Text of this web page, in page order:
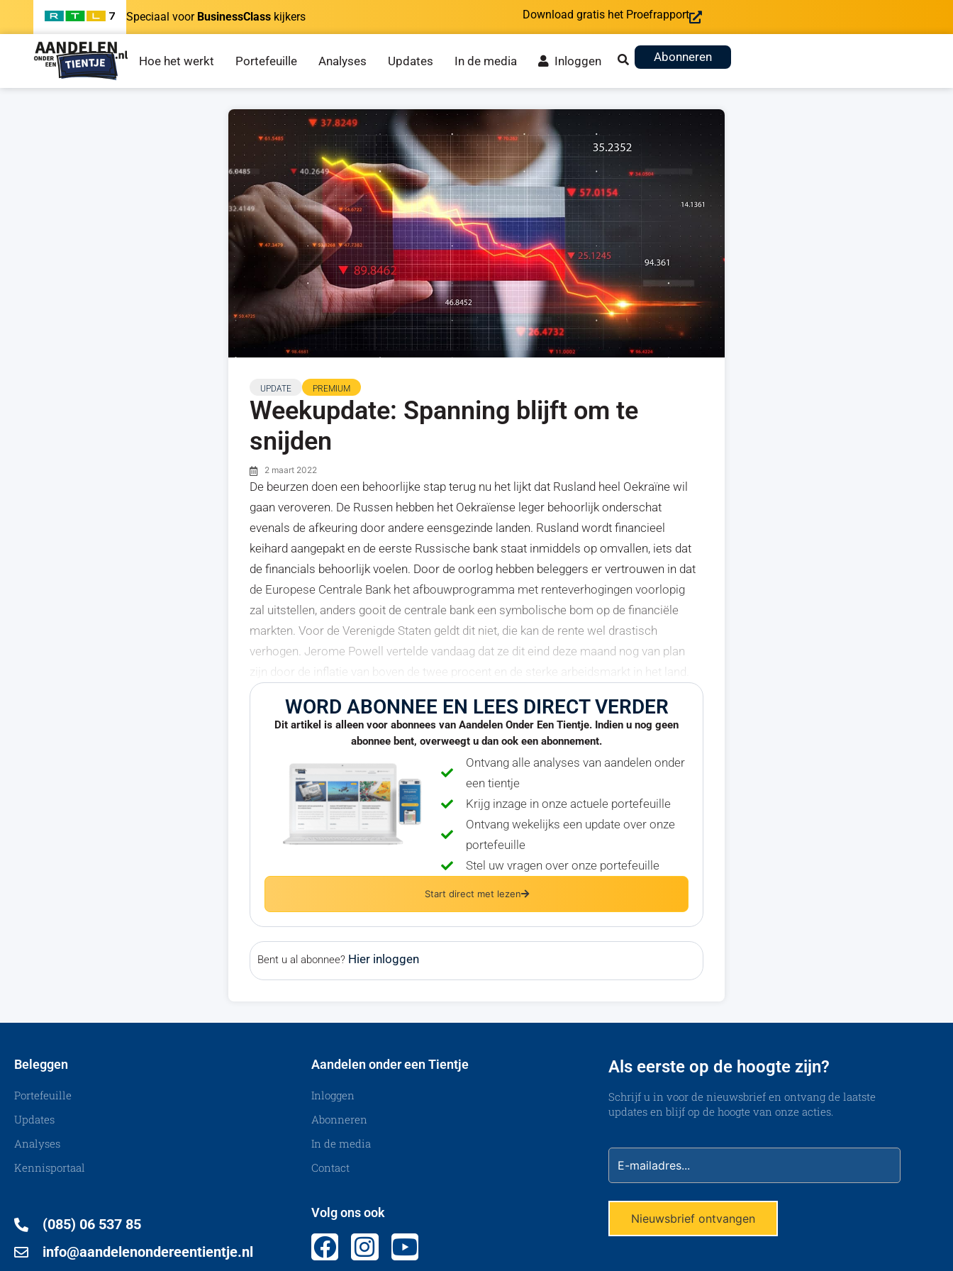
Speciaal voor BusinessClass kijkers Download gratis het Proefrapport
Hoe het werkt Portefeuille Analyses Updates In de media Inloggen Abonneren
UPDATE PREMIUM
Weekupdate: Spanning blijft om te
snijden
2 maart 2022
De beurzen doen een behoorlijke stap terug nu het lijkt dat Rusland heel Oekraïne wil
gaan veroveren. De Russen hebben het Oekraïense leger behoorlijk onderschat
evenals de afkeuring door andere eensgezinde landen. Rusland wordt financieel
keihard aangepakt en de eerste Russische bank staat inmiddels op omvallen, iets dat
de financials behoorlijk voelen. Door de oorlog hebben beleggers er vertrouwen in dat
de Europese Centrale Bank het afbouwprogramma met renteverhogingen voorlopig
zal uitstellen, anders gooit de centrale bank een symbolische bom op de financiële
markten. Voor de Verenigde Staten geldt dit niet, die kan de rente wel drastisch
verhogen. Jerome Powell vertelde vandaag dat ze dit eind deze maand nog van plan
zijn door de inflatie van boven de twee procent en de sterke arbeidsmarkt in het land.
WORD ABONNEE EN LEES DIRECT VERDER
Dit artikel is alleen voor abonnees van Aandelen Onder Een Tientje. Indien u nog geen
abonnee bent, overweegt u dan ook een abonnement.
Ontvang alle analyses van aandelen onder
een tientje
Krijg inzage in onze actuele portefeuille
Ontvang wekelijks een update over onze
portefeuille
Stel uw vragen over onze portefeuille
Start direct met lezen
Bent u al abonnee? Hier inloggen
Beleggen
Portefeuille
Updates
Analyses
Kennisportaal
Aandelen onder een Tientje
Inloggen
Abonneren
In de media
Contact
(085) 06 537 85
info@aandelenondereentientje.nl
Volg ons ook
Als eerste op de hoogte zijn?
Schrijf u in voor de nieuwsbrief en ontvang de laatste
updates en blijf op de hoogte van onze acties.